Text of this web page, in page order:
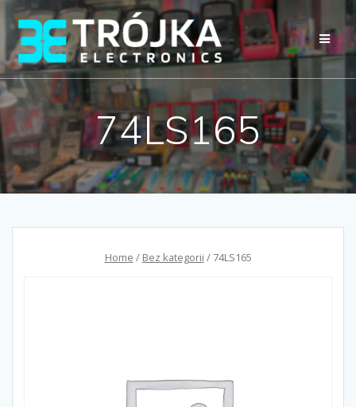
Przejdź
do
treści
74LS165
Home / Bez kategorii / 74LS165